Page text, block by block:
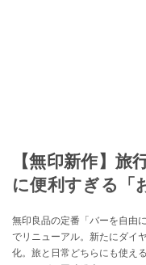
【無印新作】
に便利すぎる「
無印良品の定番「バーを自由
でリニューアル。新たにダイ
化。旅と日常どちらにも使え